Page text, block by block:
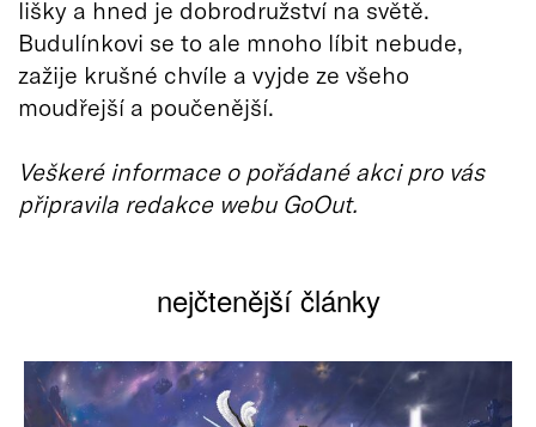
lišky a hned je dobrodružství na světě.
Budulínkovi se to ale mnoho líbit nebude,
zažije krušné chvíle a vyjde ze všeho
moudřejší a poučenější.
Veškeré informace o pořádané akci pro vás
připravila redakce webu GoOut.
nejčtenější články